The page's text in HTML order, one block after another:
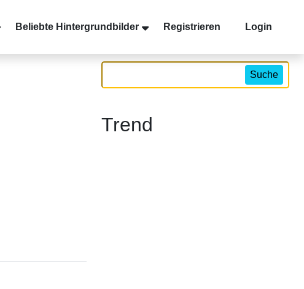
Beliebte Hintergrundbilder Registrieren Login
Suche
Trend